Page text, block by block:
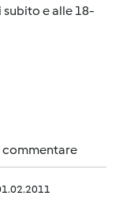
e alle 18-